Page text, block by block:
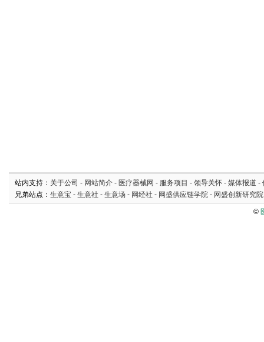
站内支持： 关于公司 - 网站简介 - 医疗器械网 - 服务项目 - 领导关怀 - 媒体报道 -
兄弟站点： 生意宝 - 生意社 - 生意场 - 网经社 - 网盛供应链学院 - 网盛创新研究院
©